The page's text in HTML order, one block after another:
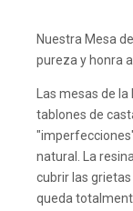
Nuestra Mesa
pureza y honra
Las mesas de
tablones de
natural. La
cubrir las
queda